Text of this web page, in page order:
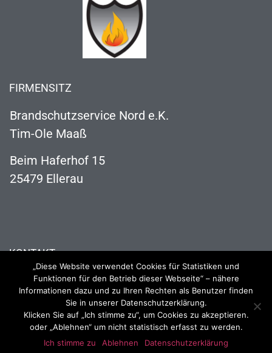
FIRMENSITZ
Brandschutzservice Nord e.K.
Tim-Ole Maaß
Beim Haferhof 15
25479 Ellerau
KONTAKT
04106 121 63 73
info@brandschutzservice-nord.de
Datenschutzerklärung
„Diese Website verwendet Cookies für Statistiken und
Funktionen für den Betrieb dieser Webseite“ – nähere
Informationen dazu und zu Ihren Rechten als Benutzer finden
Sie in unserer Datenschutzerklärung.
Klicken Sie auf „Ich stimme zu“, um Cookies zu akzeptieren.
oder „Ablehnen“ um nicht statistisch erfasst zu werden.
Ich stimme zu
Ablehnen Datenschutzerklärung